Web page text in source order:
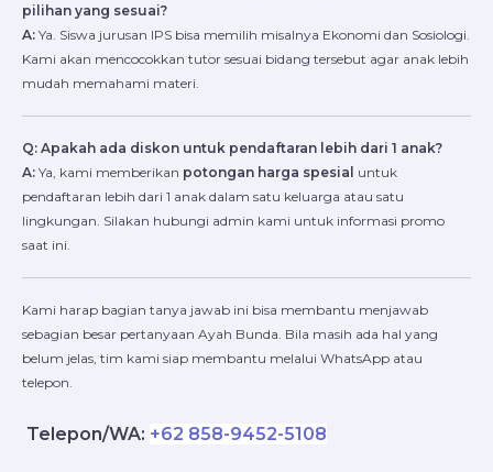
pilihan yang sesuai?
A: Ya. Siswa jurusan IPS bisa memilih misalnya Ekonomi dan Sosiologi.
Kami akan mencocokkan tutor sesuai bidang tersebut agar anak lebih
mudah memahami materi.
Q: Apakah ada diskon untuk pendaftaran lebih dari 1 anak?
A: Ya, kami memberikan potongan harga spesial untuk
pendaftaran lebih dari 1 anak dalam satu keluarga atau satu
lingkungan. Silakan hubungi admin kami untuk informasi promo
saat ini.
Kami harap bagian tanya jawab ini bisa membantu menjawab
sebagian besar pertanyaan Ayah Bunda. Bila masih ada hal yang
belum jelas, tim kami siap membantu melalui WhatsApp atau
telepon.
Telepon/WA: +62 858-9452-5108